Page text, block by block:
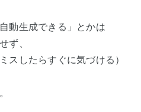
動生成できる」とかは
ず、
スしたらすぐに気づける）